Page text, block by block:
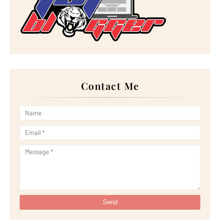
February 2024(14)
January 2024(24)
►2023(272)
► December 2023(10)
►November 2023
(20)
►September 2023(28)
►July 2023(27)
►February 2023
►January 2023(16)
►2022(267)
►December 2022
►November 2022(17)
►October 2022
►May 2022(13)
►March 2022(30)
Contact Me